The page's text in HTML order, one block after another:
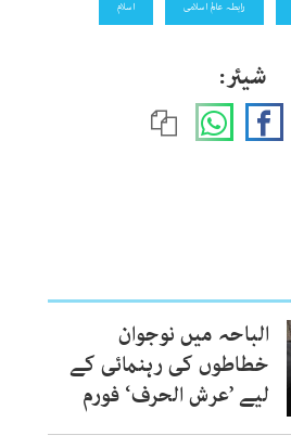
رابطہ عالم اسلامی اسلام
شیئر:
الباحہ میں نوجوان
خطاطوں کی رہنمائی کے
لیے ’عرش الحرف‘ فورم